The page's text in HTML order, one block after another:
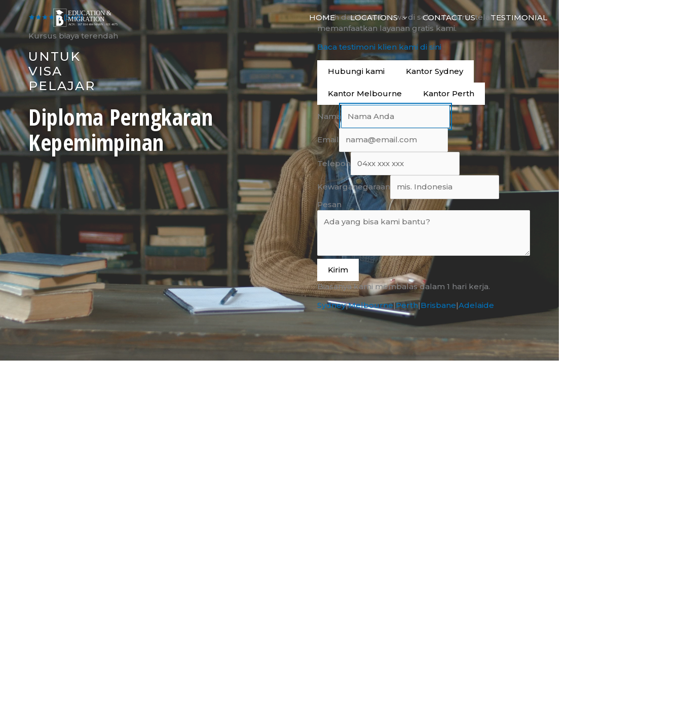
Skip
to
content
HOME LOCATIONS CONTACT US TESTIMONIAL
★★★★★ (540)
Kursus biaya terendah
UNTUK
VISA
PELAJAR
Diploma Perngkaran
Kepemimpinan
Lebih dari 14.000 siswa di seluruh dunia telah
memanfaatkan layanan gratis kami.
Baca testimoni klien kami di sini
Hubungi kami Kantor Sydney
Kantor Melbourne Kantor Perth
Nama
Email
Telepon
Kewarganegaraan
Pesan
Kirim
Biasanya kami membalas dalam 1 hari kerja.
Sydney|Melbourne|Perth|Brisbane|Adelaide